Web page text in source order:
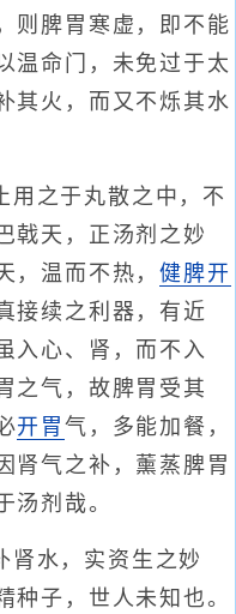
则脾胃寒虚，即不能
温命门，未免过于太
其火，而又不烁其水
用之于丸散之中，不
戟天，正汤剂之妙
，温而不热，健脾开
接续之利器，有近
入心、肾，而不入
之气，故脾胃受其
开胃气，多能加餐，
肾气之补，薰蒸脾胃
汤剂哉。
肾水，实资生之妙
种子，世人未知也。